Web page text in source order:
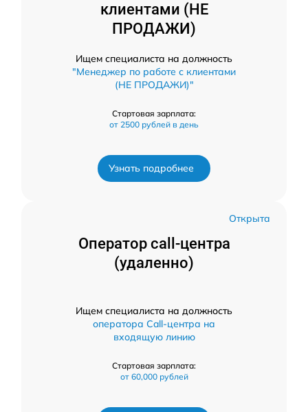
клиентами (НЕ
ПРОДАЖИ)
Ищем специалиста на должность
"Менеджер по работе с клиентами
(НЕ ПРОДАЖИ)"
Стартовая зарплата:
от 2500 рублей в день
Узнать подробнее
Открыта
Оператор call-центра
(удаленно)
Ищем специалиста на должность
оператора Call-центра на
входящую линию
Стартовая зарплата:
от 60,000 рублей